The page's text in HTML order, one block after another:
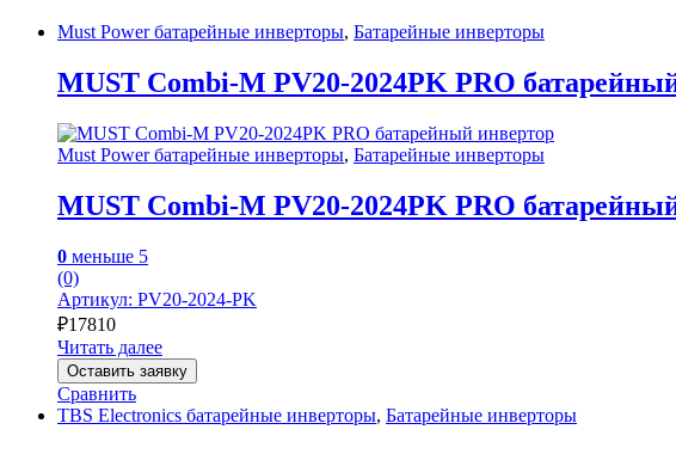
Must Power батарейные инверторы, Батарейные инверторы
MUST Combi-М PV20-2024PK PRO
Must Power батарейные инверторы, Батарейные инверторы
MUST Combi-М PV20-2024PK PRO
0 меньше 5
(0)
Артикул: PV20-2024-PK
₽17810
Читать далее
Оставить заявку
Сравнить
TBS Electronics батарейные инверторы, Батарейные инверторы